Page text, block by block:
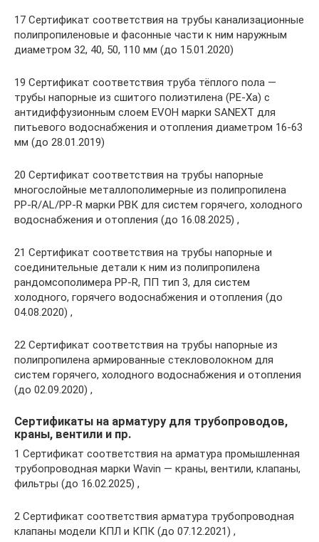
17 Сертификат соответствия на трубы канализационные
полипропиленовые и фасонные части к ним наружным
диаметром 32, 40, 50, 110 мм (до 15.01.2020)
19 Сертификат соответствия труба тёплого пола —
трубы напорные из сшитого полиэтилена (PE-Xa) с
антидиффузионным слоем EVOH марки SANEXT для
питьевого водоснабжения и отопления диаметром 16-63
мм (до 28.01.2019)
20 Сертификат соответствия на трубы напорные
многослойные металлополимерные из полипропилена
PP-R/AL/PP-R марки РВК для систем горячего, холодного
водоснабжения и отопления (до 16.08.2025) ,
21 Сертификат соответствия на трубы напорные и
соединительные детали к ним из полипропилена
рандомсополимера PP-R, ПП тип 3, для систем
холодного, горячего водоснабжения и отопления (до
04.08.2020) ,
22 Сертификат соответствия на трубы напорные из
полипропилена армированные стекловолокном для
систем горячего, холодного водоснабжения и отопления
(до 02.09.2020) ,
Сертификаты на арматуру для трубопроводов,
краны, вентили и пр.
1 Сертификат соответствия на арматура промышленная
трубопроводная марки Wavin — краны, вентили, клапаны,
фильтры (до 16.02.2025) ,
2 Сертификат соответствия арматура трубопроводная
клапаны модели КПЛ и КПК (до 07.12.2021) ,